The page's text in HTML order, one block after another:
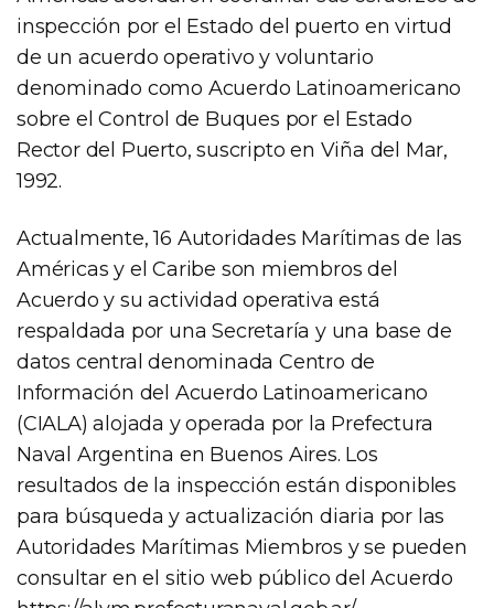
inspección por el Estado del puerto en virtud
de un acuerdo operativo y voluntario
denominado como Acuerdo Latinoamericano
sobre el Control de Buques por el Estado
Rector del Puerto, suscripto en Viña del Mar,
1992.
Actualmente, 16 Autoridades Marítimas de las
Américas y el Caribe son miembros del
Acuerdo y su actividad operativa está
respaldada por una Secretaría y una base de
datos central denominada Centro de
Información del Acuerdo Latinoamericano
(CIALA) alojada y operada por la Prefectura
Naval Argentina en Buenos Aires. Los
resultados de la inspección están disponibles
para búsqueda y actualización diaria por las
Autoridades Marítimas Miembros y se pueden
consultar en el sitio web público del Acuerdo